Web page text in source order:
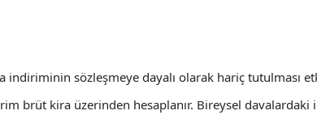
indiriminin sözleşmeye dayalı olarak hariç tutulması
brüt kira üzerinden hesaplanır. Bireysel davalardaki